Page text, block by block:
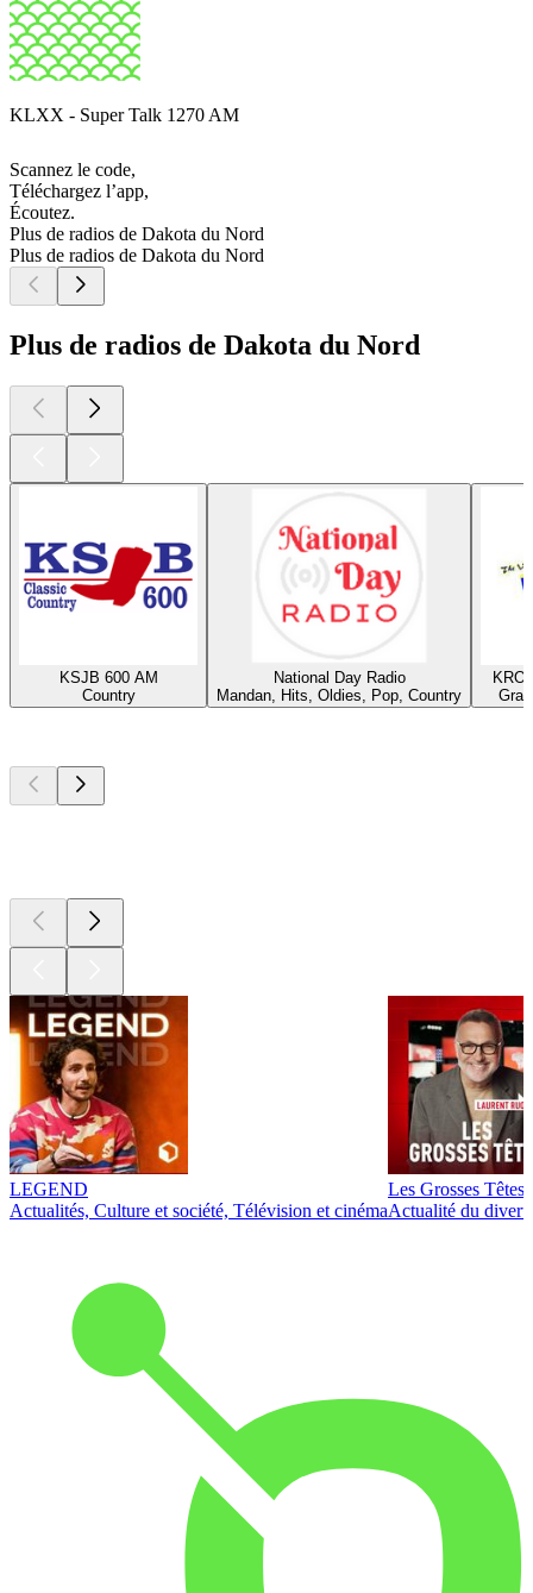
KLXX - Super Talk 1270 AM
Scannez le code,
Téléchargez l’app,
Écoutez.
Plus de radios de Dakota du Nord
Plus de radios de Dakota du Nord
Plus de radios de Dakota du Nord
KSJB 600 AM
Country
National Day Radio
Mandan, Hits, Oldies, Pop, Country
LEGEND
Actualités, Culture et société, Télévision et cinéma
Les Grosses Têtes
Actualité du